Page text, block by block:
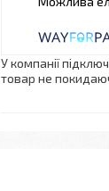
У компанії
товар не